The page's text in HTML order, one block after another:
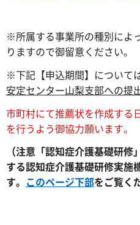
※所属する事業所の種別によ
りますので御留意ください。
※下記【申込期間】については
安定センター山梨支部への提
市町村にて推薦状を作成する
を行うよう御協力願います。
（注意「認知症介護基礎研
する認知症介護基礎研修実施
す。 このページ下部をご覧く